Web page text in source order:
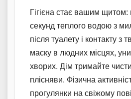
Гігієна стає вашим
секунд теплого водою з
після туалету і контакту з
маску в людних місцях,
хворих. Дім тримайте
плісняви. Фізична
прогулянки на свіжому